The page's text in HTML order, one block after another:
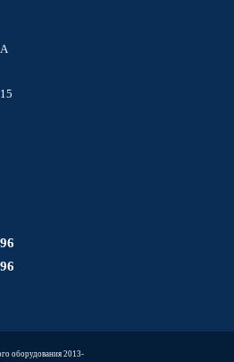
оборудования 2013-